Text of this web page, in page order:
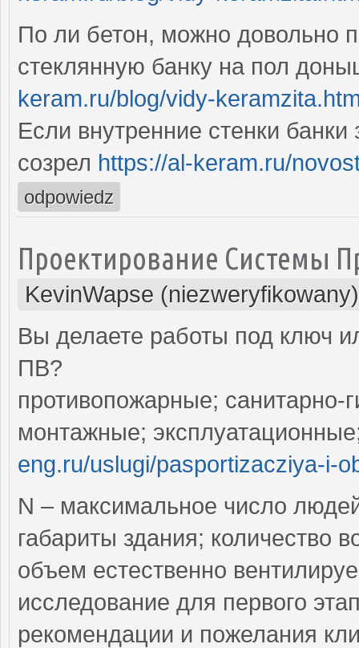
По ли бетон, можно довольно
стеклянную банку на пол
keram.ru/blog/vidy-
Если внутренние стенки
созрел https://al-keram.ru/
odpowiedz
Проектирование Системы
KevinWapse (niezweryfikowany)
Вы делаете работы под ключ
ПВ?
противопожарные; санитарно-
монтажные;
eng.ru/uslugi/pasportizacziya-i-
N – максимальное число
габариты здания; количество
объем естественно
исследование для первого
рекомендации и пожелания